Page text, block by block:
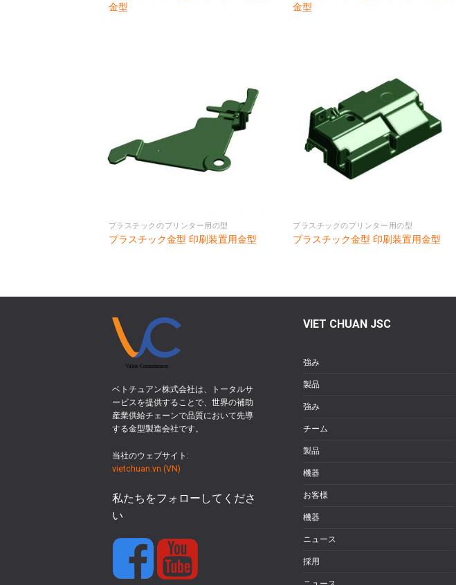
金型
金型
プラスチックのプリンター用の型
プラスチック金型 印刷装置用金型
プラスチックのプリンター用の型
プラスチック金型 印刷装置用金型
ベトチュアン株式会社は、トータルサ
ービスを提供することで、世界の補助
産業供給チェーンで品質において先導
する金型製造会社です。
当社のウェブサイト:
vietchuan.vn (VN)
私たちをフォローしてくださ
い
VIET CHUAN JSC
強み
製品
強み
チーム
製品
機器
お客様
機器
ニュース
採用